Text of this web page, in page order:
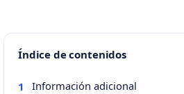
Índice de contenidos
1 Información adicional